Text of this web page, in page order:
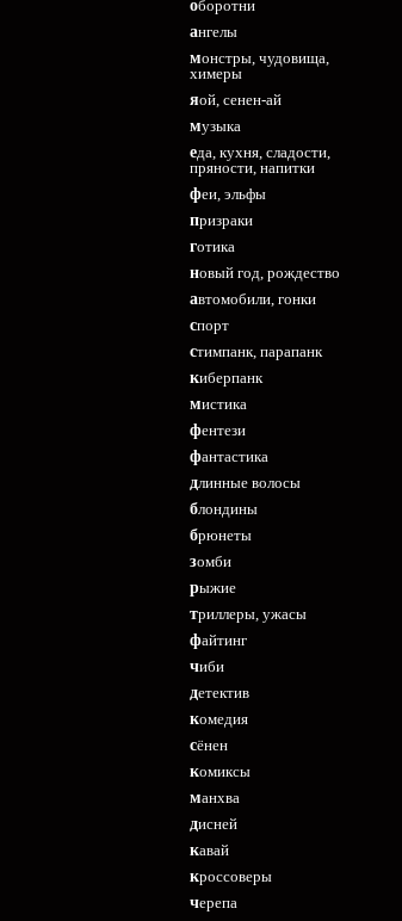
оборотни
ангелы
монстры, чудовища,
химеры
яой, сенен-ай
музыка
еда, кухня, сладости,
пряности, напитки
феи, эльфы
призраки
готика
новый год, рождество
автомобили, гонки
спорт
стимпанк, парапанк
киберпанк
мистика
фентези
фантастика
длинные волосы
блондины
брюнеты
зомби
рыжие
триллеры, ужасы
файтинг
чиби
детектив
комедия
сёнен
комиксы
манхва
дисней
кавай
кроссоверы
черепа